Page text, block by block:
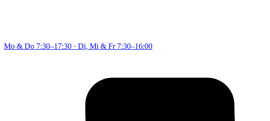
Mo & Do 7:30–17:30 · Di, Mi & Fr 7:30–16:00